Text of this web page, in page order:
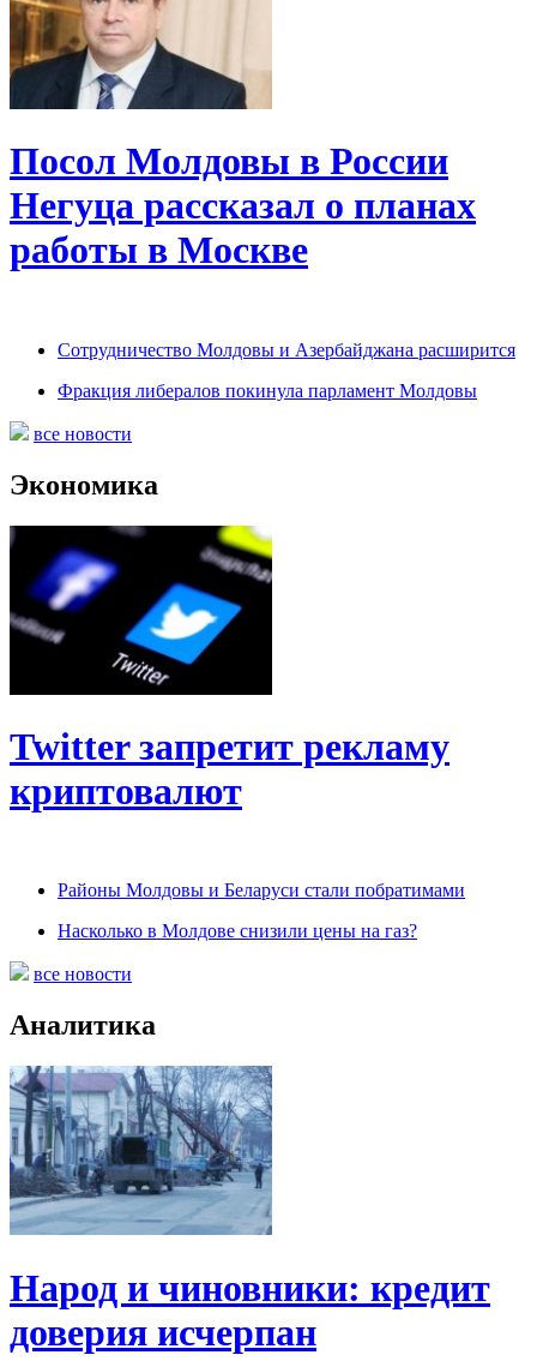
Посол Молдовы в России
Негуца рассказал о планах
работы в Москве
Сотрудничество Молдовы и Азербайджана расширится
Фракция либералов покинула парламент Молдовы
все новости
Экономика
Twitter запретит рекламу
криптовалют
Районы Молдовы и Беларуси стали побратимами
Насколько в Молдове снизили цены на газ?
все новости
Аналитика
Народ и чиновники: кредит
доверия исчерпан